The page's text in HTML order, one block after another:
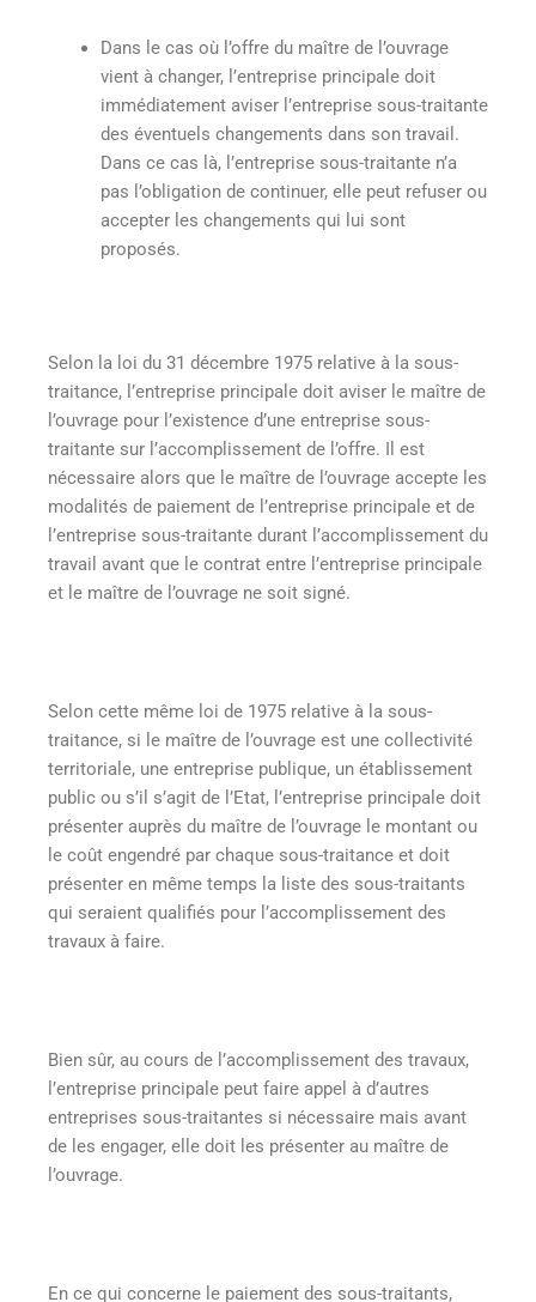
Dans le cas où l’offre du maître de l’ouvrage
vient à changer, l’entreprise principale doit
immédiatement aviser l’entreprise sous-traitante
des éventuels changements dans son travail.
Dans ce cas là, l’entreprise sous-traitante n’a
pas l’obligation de continuer, elle peut refuser ou
accepter les changements qui lui sont
proposés.
Selon la loi du 31 décembre 1975 relative à la sous-
traitance, l’entreprise principale doit aviser le maître de
l’ouvrage pour l’existence d’une entreprise sous-
traitante sur l’accomplissement de l’offre. Il est
nécessaire alors que le maître de l’ouvrage accepte les
modalités de paiement de l’entreprise principale et de
l’entreprise sous-traitante durant l’accomplissement du
travail avant que le contrat entre l’entreprise principale
et le maître de l’ouvrage ne soit signé.
Selon cette même loi de 1975 relative à la sous-
traitance, si le maître de l’ouvrage est une collectivité
territoriale, une entreprise publique, un établissement
public ou s’il s’agit de l’Etat, l’entreprise principale doit
présenter auprès du maître de l’ouvrage le montant ou
le coût engendré par chaque sous-traitance et doit
présenter en même temps la liste des sous-traitants
qui seraient qualifiés pour l’accomplissement des
travaux à faire.
Bien sûr, au cours de l’accomplissement des travaux,
l’entreprise principale peut faire appel à d’autres
entreprises sous-traitantes si nécessaire mais avant
de les engager, elle doit les présenter au maître de
l’ouvrage.
En ce qui concerne le paiement des sous-traitants,